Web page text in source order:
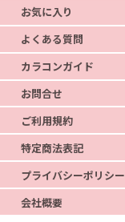
お気に入り
よくある質問
カラコンガイド
お問合せ
ご利用規約
特定商法表記
プライバシーポリシー
会社概要